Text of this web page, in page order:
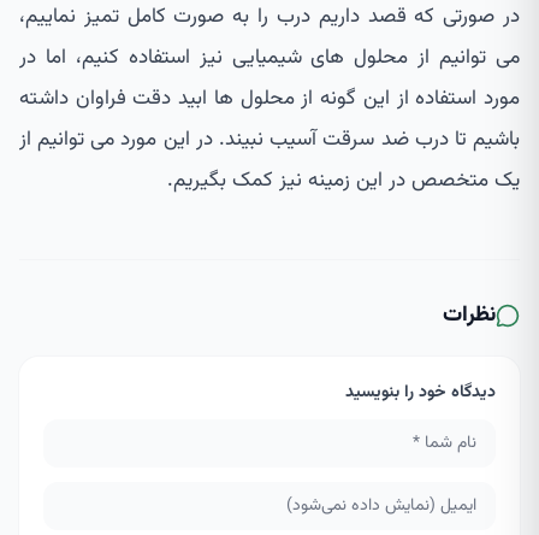
در صورتی که قصد داریم درب را به صورت کامل تمیز نماییم،
می توانیم از محلول های شیمیایی نیز استفاده کنیم، اما در
مورد استفاده از این گونه از محلول ها ابید دقت فراوان داشته
باشیم تا درب ضد سرقت آسیب نبیند. در این مورد می توانیم از
یک متخصص در این زمینه نیز کمک بگیریم.
نظرات
دیدگاه خود را بنویسید